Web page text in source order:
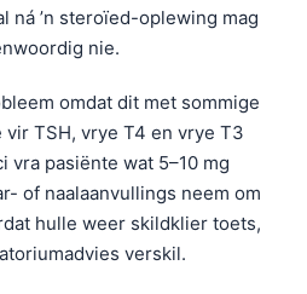
ná ’n steroïed-oplewing mag
nie.
omdat dit met sommige
TSH, vrye T4 en vrye T3
vra pasiënte wat 5–10 mg
of naalaanvullings neem om
hulle weer skildklier toets,
verskil.